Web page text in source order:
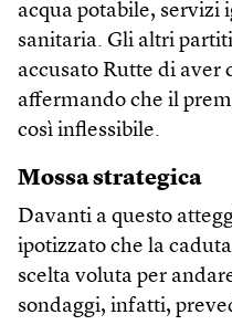
acqua potabile, servizi
sanitaria. Gli altri
accusato Rutte di aver
affermando che il
così inflessibile.
Mossa strategica
Davanti a questo
ipotizzato che la
scelta voluta per
sondaggi, infatti,